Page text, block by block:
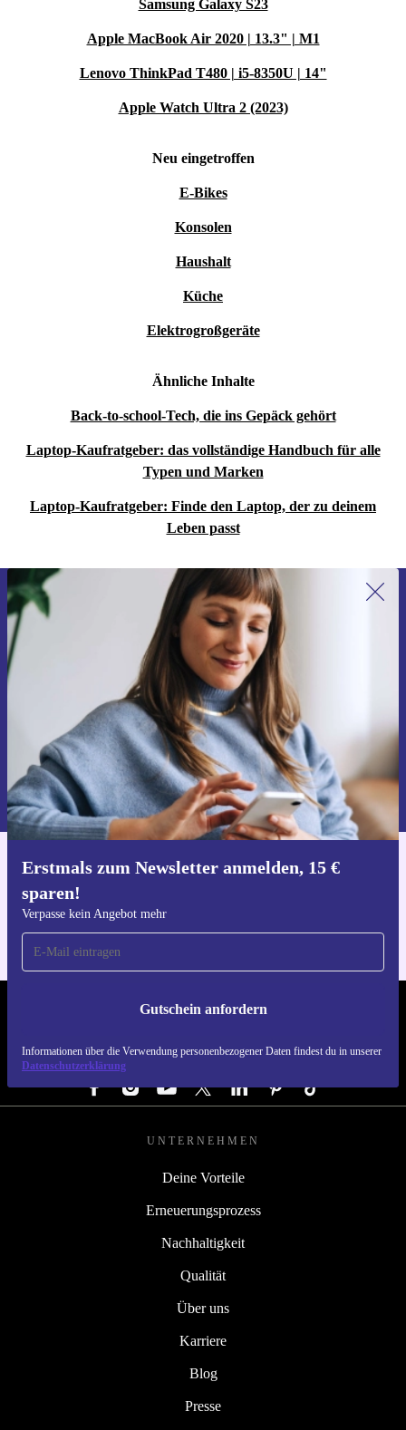
Samsung Galaxy S23
Apple MacBook Air 2020 | 13.3" | M1
Lenovo ThinkPad T480 | i5-8350U | 14"
Apple Watch Ultra 2 (2023)
Neu eingetroffen
E-Bikes
Konsolen
Haushalt
Küche
Elektrogroßgeräte
Ähnliche Inhalte
Back-to-school-Tech, die ins Gepäck gehört
Laptop-Kaufratgeber: das vollständige Handbuch für alle
Typen und Marken
Laptop-Kaufratgeber: Finde den Laptop, der zu deinem
Leben passt
Erstmals zum Newsletter anmelden, 15 €
sparen!
Verpasse kein Angebot mehr
Gutschein anfordern
Informationen über die Verwendung personenbezogener Daten findest du in unserer
Datenschutzerklärung
Erstmals zum Newsletter anmelden,
15 € sparen!
Verpasse kein Angebot mehr.
Gutschein anfordern
Informationen über die Verwendung personenbezogener Daten findest
du in unserer
Datenschutzerklärung.
Hol dir die refurbed-App
REFURBED DEUTSCHLAND - RETHINK NEW.
FOLGE UNS
UNTERNEHMEN
Deine Vorteile
Erneuerungsprozess
Nachhaltigkeit
Qualität
Über uns
Karriere
Blog
Presse